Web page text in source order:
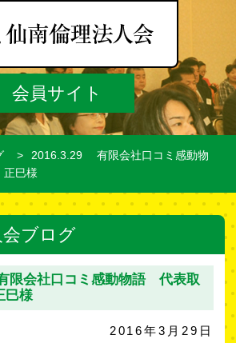
会員サイト
>
2016.3.29 有限会社口コミ感動物
巳様
ブログ
会社口コミ感動物語 代表取
様
2016年3月29日